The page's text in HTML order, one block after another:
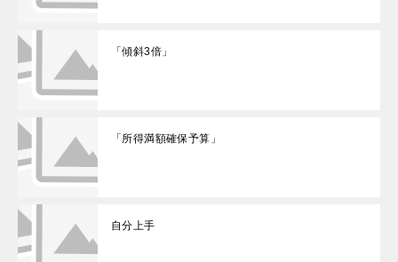
「傾斜3倍」
「所得満額確保予算」
自分上手